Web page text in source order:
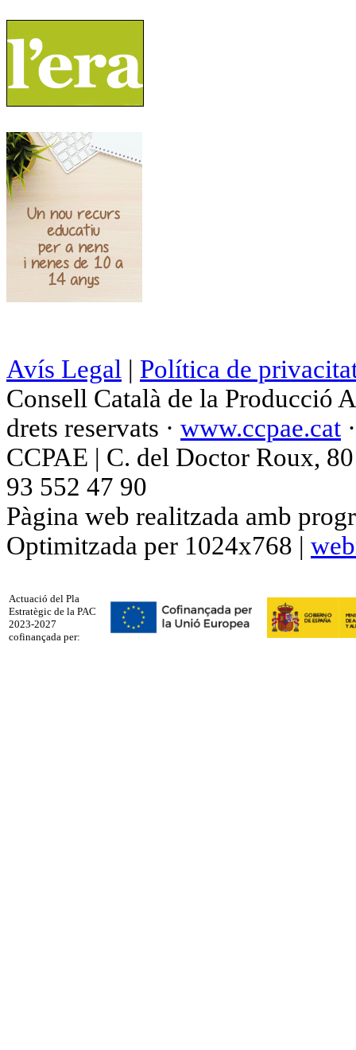
Avís Legal | Política de
Consell Català de la Producció
drets reservats · www.ccpae.cat
CCPAE | C. del Doctor Roux,
93 552 47 90
Pàgina web realitzada amb
Optimitzada per 1024x768 |
Actuació del Pla
Estratègic de la PAC
2023-2027
cofinançada per: